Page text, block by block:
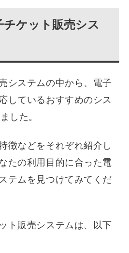
ケット販売シス
システムの中から、電子
しているおすすめのシス
した。
徴などをそれぞれ紹介し
たの利用目的に合った電
テムを見つけてみてくだ
ト販売システムは、以下